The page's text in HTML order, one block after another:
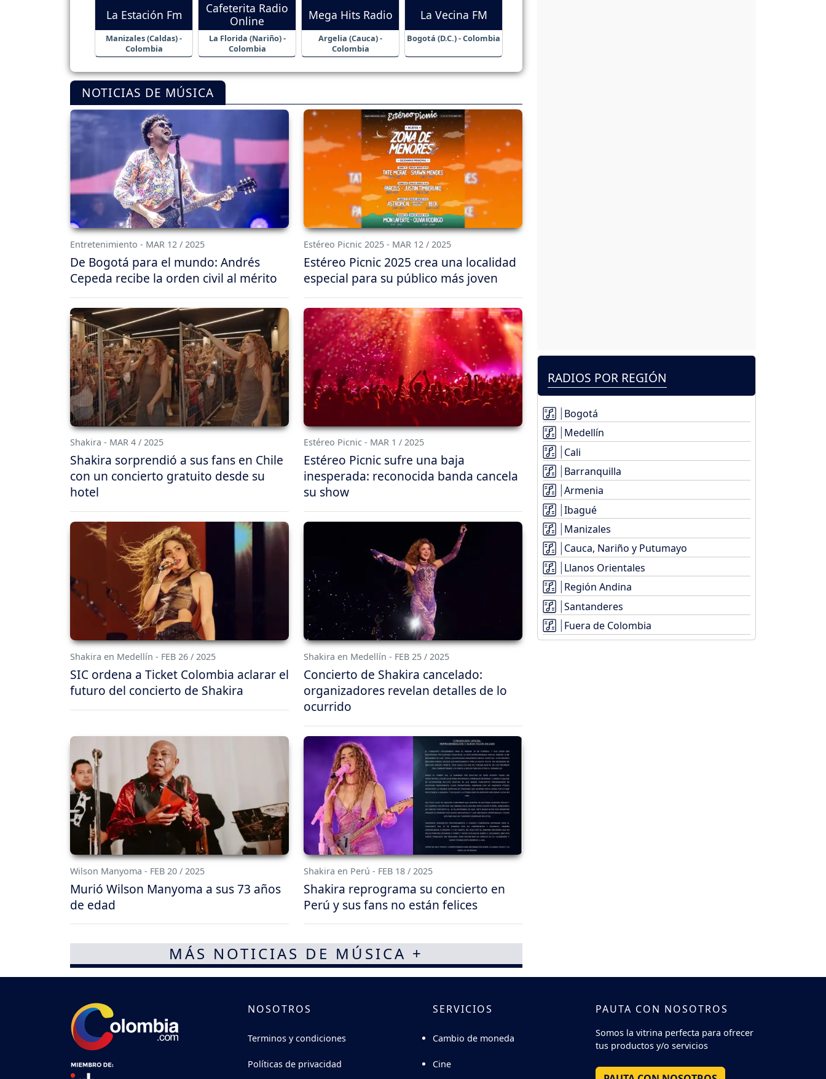
La Estación Fm
Manizales (Caldas) -
Colombia
Cafeterita Radio
Online
La Florida (Nariño) -
Colombia
Mega Hits Radio
Argelia (Cauca) -
Colombia
La Vecina FM
Bogotá (D.C.) - Colombia
NOTICIAS DE MÚSICA
Entretenimiento - MAR 12 / 2025
De Bogotá para el mundo: Andrés
Cepeda recibe la orden civil al mérito
Estéreo Picnic 2025 - MAR 12 / 2025
Estéreo Picnic 2025 crea una localidad
especial para su público más joven
Shakira - MAR 4 / 2025
Shakira sorprendió a sus fans en Chile
con un concierto gratuito desde su
hotel
Estéreo Picnic - MAR 1 / 2025
Estéreo Picnic sufre una baja
inesperada: reconocida banda cancela
su show
Shakira en Medellín - FEB 26 / 2025
SIC ordena a Ticket Colombia aclarar el
futuro del concierto de Shakira
Shakira en Medellín - FEB 25 / 2025
Concierto de Shakira cancelado:
organizadores revelan detalles de lo
ocurrido
Wilson Manyoma - FEB 20 / 2025
Murió Wilson Manyoma a sus 73 años
de edad
Shakira en Perú - FEB 18 / 2025
Shakira reprograma su concierto en
Perú y sus fans no están felices
MÁS NOTICIAS DE MÚSICA +
RADIOS POR REGIÓN
Bogotá
Medellín
Cali
Barranquilla
Armenia
Ibagué
Manizales
Cauca, Nariño y Putumayo
Llanos Orientales
Región Andina
Santanderes
Fuera de Colombia
NOSOTROS
Terminos y condiciones
Políticas de privacidad
SERVICIOS
Cambio de moneda
Cine
PAUTA CON NOSOTROS
Somos la vitrina perfecta para ofrecer
tus productos y/o servicios